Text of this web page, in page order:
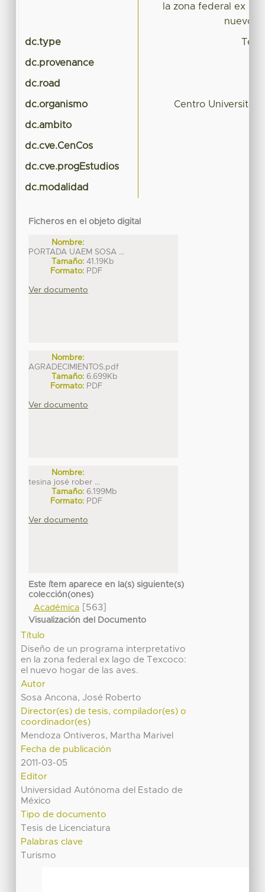
la zona federal ex
nuevo
dc.type
dc.provenance
dc.road
dc.organismo Centro
dc.ambito
dc.cve.CenCos
dc.cve.progEstudios
dc.modalidad
Ficheros en el objeto digital
Nombre:
PORTADA UAEM SOSA ...
Tamaño: 41.19Kb
Formato: PDF
Ver documento
Nombre:
AGRADECIMIENTOS.pdf
Tamaño: 6.699Kb
Formato: PDF
Ver documento
Nombre:
tesina josé rober ...
Tamaño: 6.199Mb
Formato: PDF
Ver documento
Este ítem aparece en la(s) siguiente(s)
colección(ones)
Académica[563]
Visualización del Documento
Título
Diseño de un programa interpretativo
en la zona federal ex lago de Texcoco:
el nuevo hogar de las aves.
Autor
Sosa Ancona, José Roberto
Director(es) de tesis, compilador(es) o
coordinador(es)
Mendoza Ontiveros, Martha Marivel
Fecha de publicación
2011-03-05
Editor
Universidad Autónoma del Estado de
México
Tipo de documento
Tesis de Licenciatura
Palabras clave
Turismo